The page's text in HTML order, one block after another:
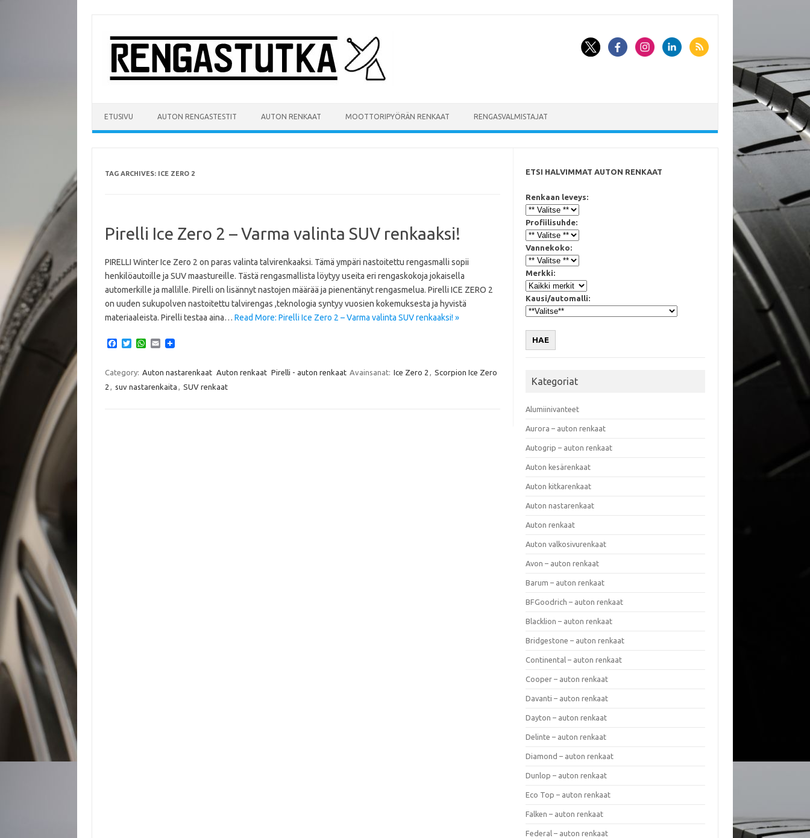
content
ETUSIVU AUTON RENGASTESTIT AUTON RENKAAT MOOTTORIPYÖRÄN RENKAAT RENGASVALMISTAJAT
TAG ARCHIVES: ICE ZERO 2
Pirelli Ice Zero 2 – Varma valinta SUV renkaaksi!
PIRELLI Winter Ice Zero 2 on paras valinta talvirenkaaksi. Tämä ympäri nastoitettu rengasmalli sopii
henkilöautoille ja SUV maastureille. Tästä rengasmallista löytyy useita eri rengaskokoja jokaisella
automerkille ja mallille. Pirelli on lisännyt nastojen määrää ja pienentänyt rengasmelua. Pirelli ICE ZERO 2
on uuden sukupolven nastoitettu talvirengas ,teknologia syntyy vuosien kokemuksesta ja hyvistä
materiaaleista. Pirelli testaa aina… Read More: Pirelli Ice Zero 2 – Varma valinta SUV renkaaksi! »
e
o
T
t
e
W
t
A
E
i
l
Category: Auton nastarenkaat Auton renkaat Pirelli - auton renkaat Avainsanat: Ice Zero 2 , Scorpion Ice Zero
2 , suv nastarenkaita , SUV renkaat
ETSI HALVIMMAT AUTON RENKAAT
Renkaan leveys:
Profiilisuhde:
Vannekoko:
Merkki:
Kausi/automalli:
HAE
Kategoriat
Alumiinivanteet
Aurora – auton renkaat
Autogrip – auton renkaat
Auton kesärenkaat
Auton kitkarenkaat
Auton nastarenkaat
Auton renkaat
Auton valkosivurenkaat
Avon – auton renkaat
Barum – auton renkaat
BFGoodrich – auton renkaat
Blacklion – auton renkaat
Bridgestone – auton renkaat
Continental – auton renkaat
Cooper – auton renkaat
Davanti – auton renkaat
Dayton – auton renkaat
Delinte – auton renkaat
Diamond – auton renkaat
Dunlop – auton renkaat
Eco Top – auton renkaat
Falken – auton renkaat
Federal – auton renkaat